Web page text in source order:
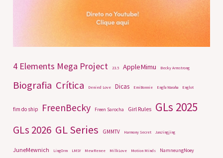
4 Elements Mega Project 23.5 AppleMimu Becky Armstrong
Biografia Crítica Denied Love Dicas EmiBonnie Engfa Waraha Englot
fim do ship FreenBecky Freen Sarocha Girl Rules GLs 2025
GLs 2026 GL Series GMMTV Harmony Secret JanJingjing
JuneMewnich LingOrm LMSY MewRenee MilkLove Motion Minds NamneungNoey